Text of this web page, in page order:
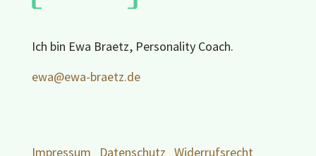
Ich bin Ewa Braetz, Personality Coach.
ewa@ewa-braetz.de
Impressum Datenschutz Widerrufsrecht